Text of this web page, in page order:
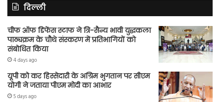
दिल्ली
चीफ ऑफ डिफेंस स्टाफ ने त्रि-सैन्य भावी युद्धकला
पाठ्यक्रम के चौथे संस्करण में प्रतिभागियों को
संबोधित किया
4 days ago
यूपी को कर हिस्सेदारी के अग्रिम भुगतान पर सीएम
योगी ने जताया पीएम मोदी का आभार
5 days ago